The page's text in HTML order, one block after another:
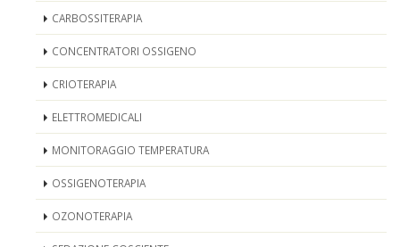
CARBOSSITERAPIA
CONCENTRATORI OSSIGENO
CRIOTERAPIA
ELETTROMEDICALI
MONITORAGGIO TEMPERATURA
OSSIGENOTERAPIA
OZONOTERAPIA